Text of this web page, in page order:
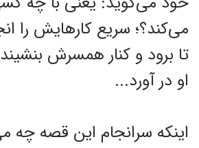
می‌کند؟؛ سریع کارهایش را
تا برود و کنار همسرش بنشیند
او در آورد...
اینکه سرانجام این قصه چه